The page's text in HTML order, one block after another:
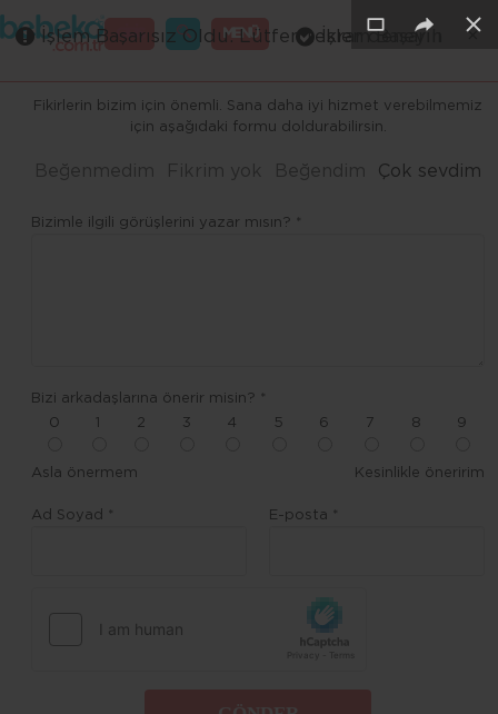
MENÜ
GİRİŞ
Fikirlerin bizim için önemli. Sana daha iyi hizmet verebilmemiz
için aşağıdaki formu doldurabilirsin.
Beğenmedim Fikrim yok Beğendim Çok sevdim
Bizimle ilgili görüşlerini yazar mısın? *
Bizi arkadaşlarına önerir misin? *
0
2 3 4 5 6 7 8 9
Asla önermem Kesinlikle öneririm
Ad Soyad * E-posta *
×
×
×
×
İşlem Başarılı ×
İşlem Başarısız Oldu. Lütfen tekrar deneyin ×